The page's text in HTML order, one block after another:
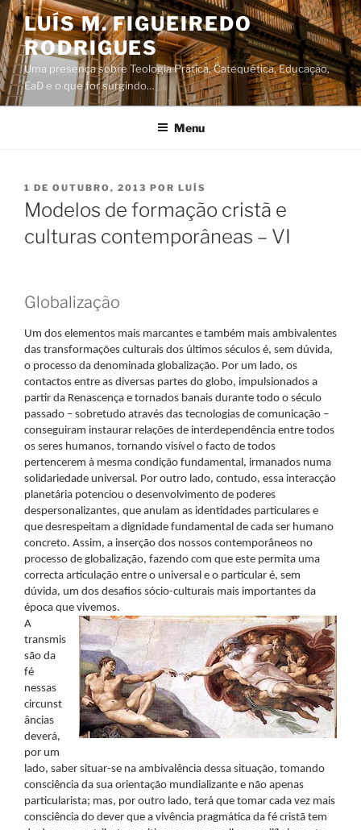
Saltar
para
o
conteúdo
LUÍS M. FIGUEIREDO
RODRIGUES
Uma presença sobre Teologia Prática, Catequética, Educação,
EaD e o que for surgindo…
Menu
PUBLICADO
EM
1 DE OUTUBRO, 2013 POR LUÍS
Modelos de formação cristã e
culturas contemporâneas – VI
Globalização
Um dos elementos mais marcantes e também mais ambivalentes
das transformações culturais dos últimos séculos é, sem dúvida,
o processo da denominada globalização. Por um lado, os
contactos entre as diversas partes do globo, impulsionados a
partir da Renascença e tornados banais durante todo o século
passado – sobretudo através das tecnologias de comunicação –
conseguiram instaurar relações de interdependência entre todos
os seres humanos, tornando visível o facto de todos
pertencerem à mesma condição fundamental, irmanados numa
solidariedade universal. Por outro lado, contudo, essa interacção
planetária potenciou o desenvolvimento de poderes
despersonalizantes, que anulam as identidades particulares e
que desrespeitam a dignidade fundamental de cada ser humano
concreto. Assim, a inserção dos nossos contemporâneos no
processo de globalização, fazendo com que este permita uma
correcta articulação entre o universal e o particular é, sem
dúvida, um dos desafios sócio-culturais mais importantes da
época que vivemos.
A
transmis
são da
fé
nessas
circunst
âncias
deverá,
por um
lado, saber situar-se na ambivalência dessa situação, tomando
consciência da sua orientação mundializante e não apenas
particularista; mas, por outro lado, terá que tomar cada vez mais
consciência do dever que a vivência pragmática da fé cristã tem